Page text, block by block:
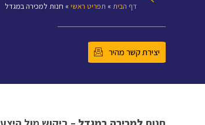
דף הבית » תפריט ראשי » חנות למכירה במגדל
יצירת קשר מהיר